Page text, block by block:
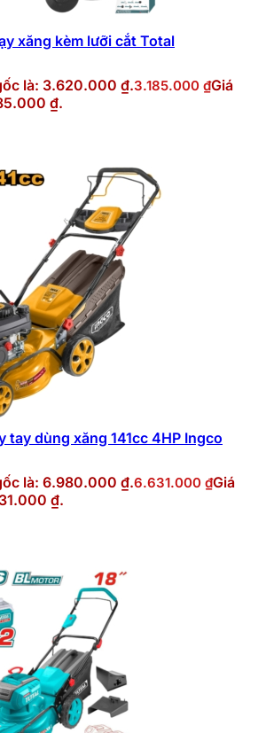
xăng kèm lưỡi cắt Total
là: 3.620.000 ₫.3.185.000 ₫Giá
₫.
tay dùng xăng 141cc 4HP Ingco
là: 6.980.000 ₫.6.631.000 ₫Giá
₫.